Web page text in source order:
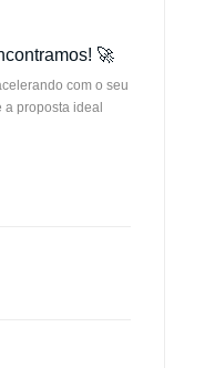
🚀
com o seu
a proposta ideal